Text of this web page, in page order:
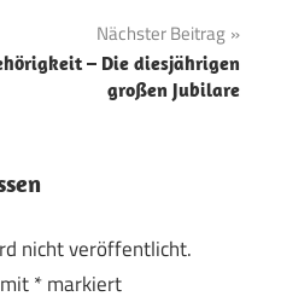
Nächster Beitrag
– Die diesjährigen
großen Jubilare
nicht veröffentlicht.
*markiert